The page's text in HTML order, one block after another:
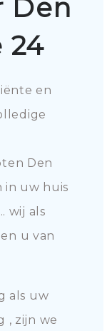
Den
24
en
Den
in uw huis
wij als
u van
als uw
, zijn we